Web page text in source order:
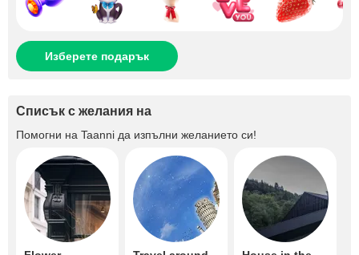
Изберете подарък
Списък с желания на
Помогни на Taanni да изпълни желанието си!